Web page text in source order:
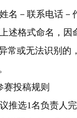
名－联系电话－
述格式命名，因
常或无法识别的
投稿规则
推选1名负责人